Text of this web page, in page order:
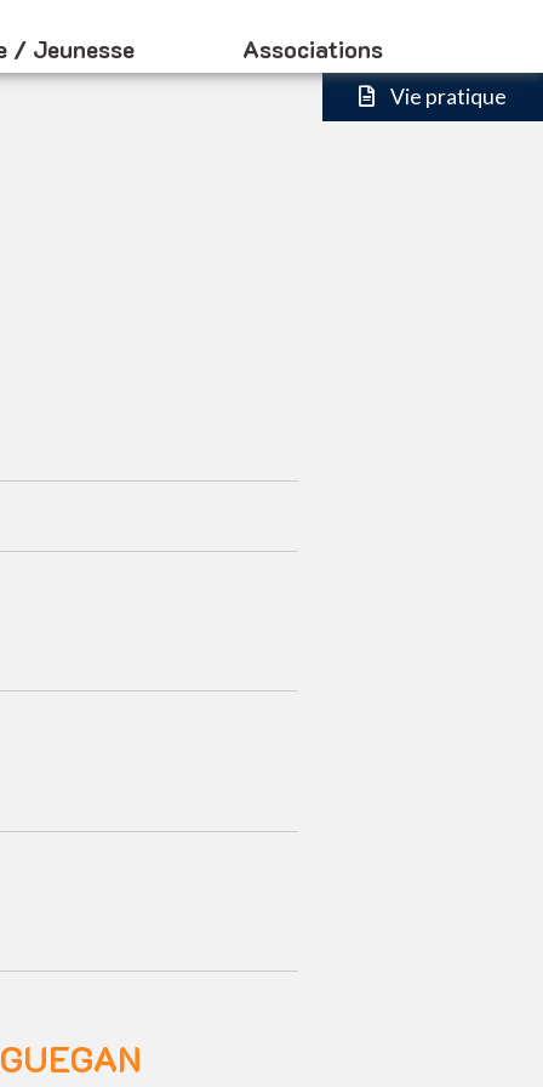
/ Jeunesse Associations
Vie pratique